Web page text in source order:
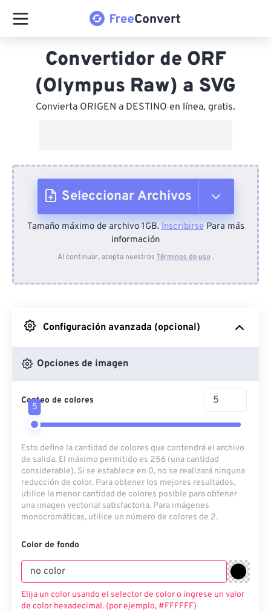
Convertidor de ORF
(Olympus Raw) a SVG
Convierta ORIGEN a DESTINO en línea, gratis.
Seleccionar Archivos
Desde el dispositivo
Desde Google Drive
Desde OneDrive
Desde URL
Tamaño máximo de archivo 1GB.InscribirsePara más
información
Al continuar, acepta nuestros Términos de uso .
Configuración avanzada (opcional)
Opciones de imagen
Conteo de colores
5
Esto define la cantidad de colores que contendrá el archivo
de salida. El máximo permitido es 256 (una cantidad
considerable). Si se establece en 0, no se realizará ninguna
reducción de color. Para obtener los mejores resultados,
utilice la menor cantidad de colores posible para obtener
una imagen vectorial satisfactoria. Para imágenes
monocromáticas, utilice un número de colores de 2.
Color de fondo
Elija un color usando el selector de color o ingrese un valor
de color hexadecimal. (por ejemplo, #FFFFFF)